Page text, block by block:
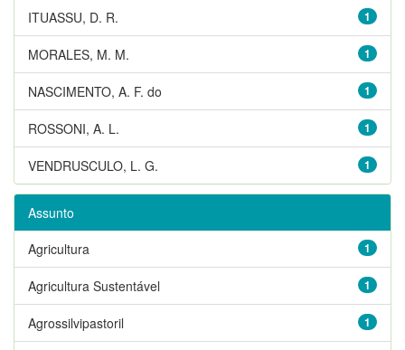
1
ITUASSU, D. R.
1
MORALES, M. M.
1
NASCIMENTO, A. F. do
1
ROSSONI, A. L.
1
VENDRUSCULO, L. G.
Assunto
1
Agricultura
1
Agricultura Sustentável
1
Agrossilvipastoril